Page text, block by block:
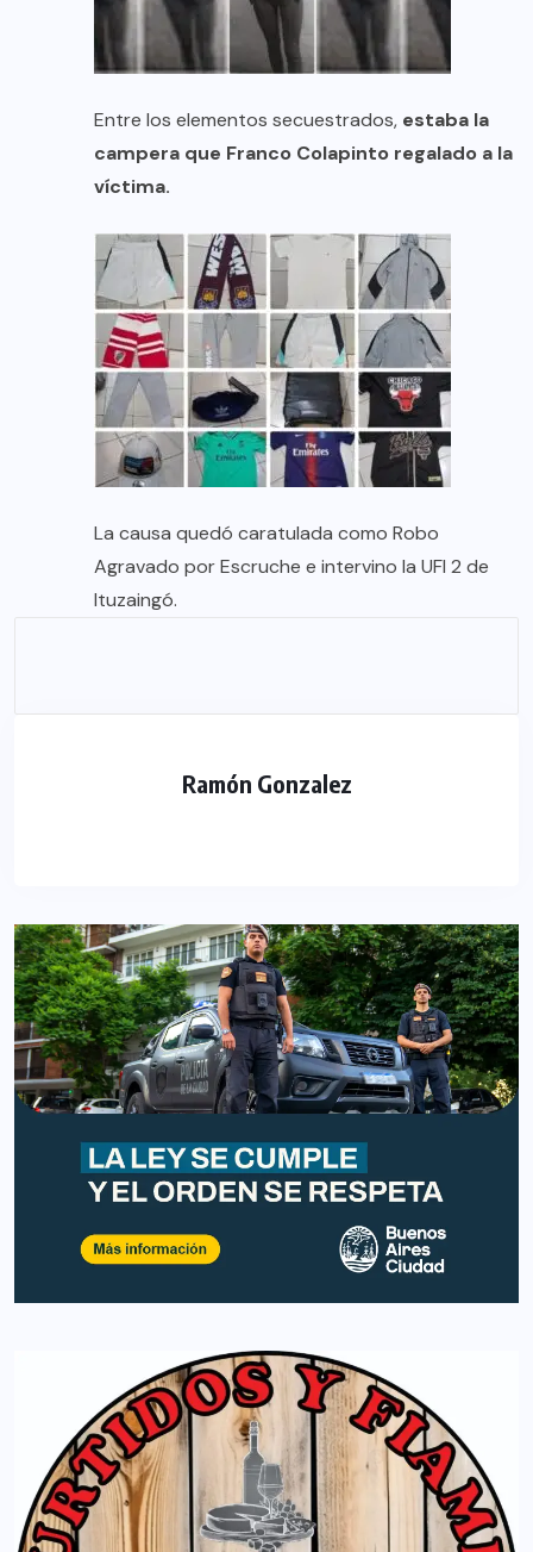
Entre los elementos secuestrados, estaba la
campera que Franco Colapinto regalado a la
víctima.
La causa quedó caratulada como Robo
Agravado por Escruche e intervino la UFI 2 de
Ituzaingó.
Ramón Gonzalez